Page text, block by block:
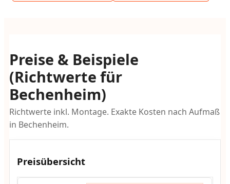
Preise & Beispiele
(Richtwerte für
Bechenheim)
Richtwerte inkl. Montage. Exakte Kosten nach Aufmaß
in Bechenheim.
Preisübersicht